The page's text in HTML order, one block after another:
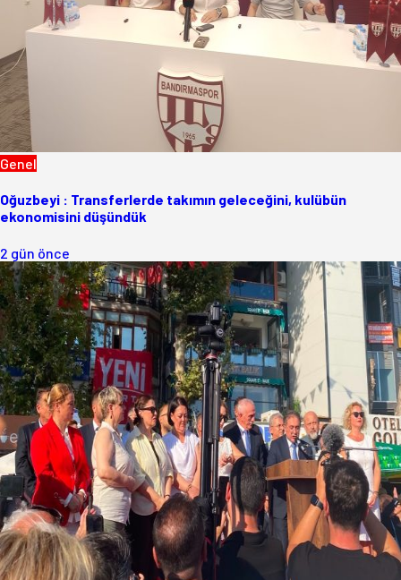
Genel
Oğuzbeyi : Transferlerde takımın geleceğini, kulübün
ekonomisini düşündük
2 gün önce